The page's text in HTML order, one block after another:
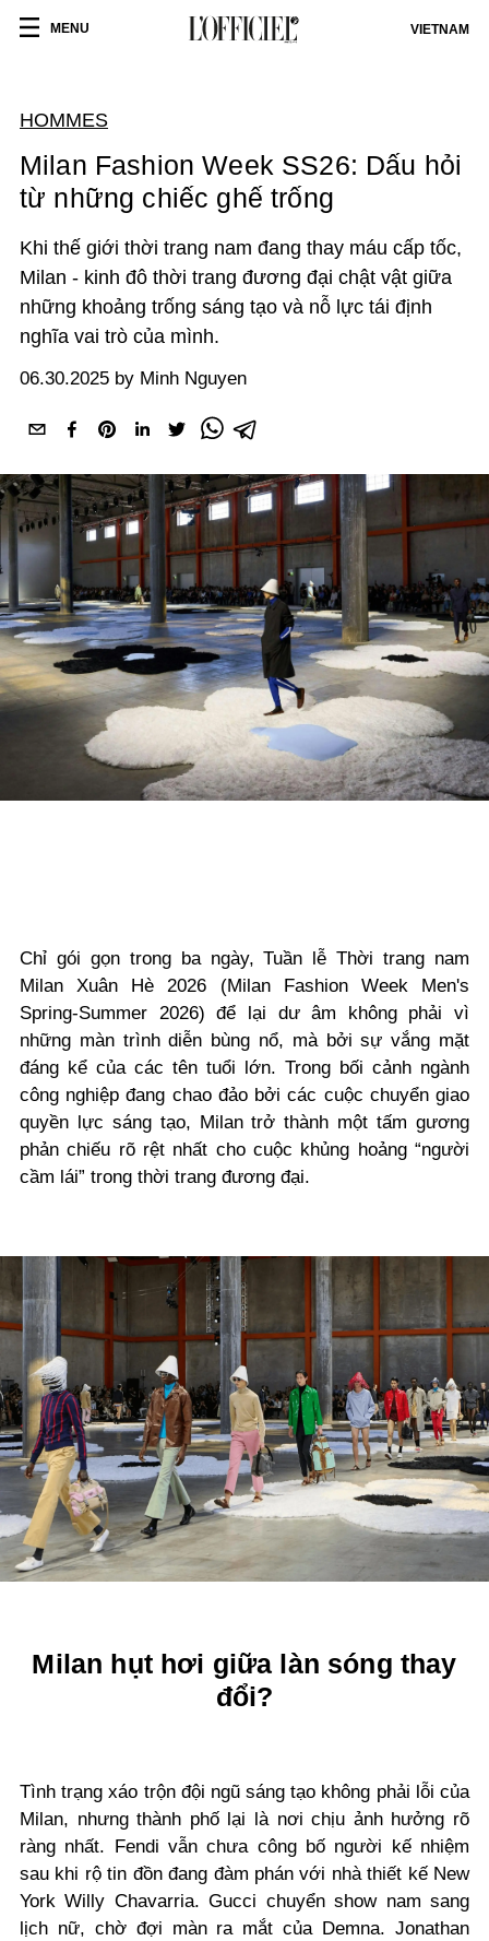
MENU VIETNAM
HOMMES
Milan Fashion Week SS26: Dấu hỏi
từ những chiếc ghế trống
Khi thế giới thời trang nam đang thay máu cấp tốc,
Milan - kinh đô thời trang đương đại chật vật giữa
những khoảng trống sáng tạo và nỗ lực tái định
nghĩa vai trò của mình.
06.30.2025 by Minh Nguyen
Chỉ gói gọn trong ba ngày, Tuần lễ Thời trang nam
Milan Xuân Hè 2026 (Milan Fashion Week Men's
Spring-Summer 2026) để lại dư âm không phải vì
những màn trình diễn bùng nổ, mà bởi sự vắng mặt
đáng kể của các tên tuổi lớn. Trong bối cảnh ngành
công nghiệp đang chao đảo bởi các cuộc chuyển giao
quyền lực sáng tạo, Milan trở thành một tấm gương
phản chiếu rõ rệt nhất cho cuộc khủng hoảng “người
cầm lái” trong thời trang đương đại.
Milan hụt hơi giữa làn sóng thay
đổi?
Tình trạng xáo trộn đội ngũ sáng tạo không phải lỗi của
Milan, nhưng thành phố lại là nơi chịu ảnh hưởng rõ
ràng nhất. Fendi vẫn chưa công bố người kế nhiệm
sau khi rộ tin đồn đang đàm phán với nhà thiết kế New
York Willy Chavarria. Gucci chuyển show nam sang
lịch nữ, chờ đợi màn ra mắt của Demna. Jonathan